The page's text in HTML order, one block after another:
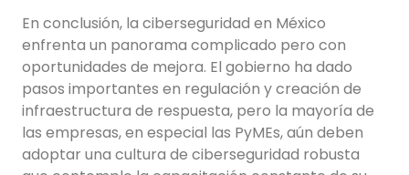
En conclusión, la ciberseguridad en México
enfrenta un panorama complicado pero con
oportunidades de mejora. El gobierno ha dado
pasos importantes en regulación y creación de
infraestructura de respuesta, pero la mayoría de
las empresas, en especial las PyMEs, aún deben
adoptar una cultura de ciberseguridad robusta